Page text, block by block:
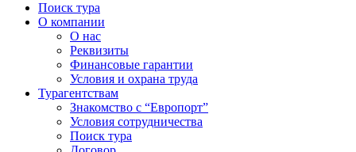
Поиск тура
О компании
О нас
Реквизиты
Финансовые гарантии
Условия и охрана труда
Турагентствам
Знакомство с “Европорт”
Условия сотрудничества
Поиск тура